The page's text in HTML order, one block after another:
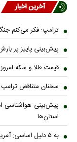
آخرین اخبار
ترامپ: فکر می‌کنم
پیش‌بینی پاییز پر
قیمت طلا و سکه امروز جمعه ۱۶ مرداد
سخنان متناقض ترامپ
پیش‌بینی هواشناسی
استان‌ها
به ۵ دلیل اساسی: آمریکا بازنده جنگ ایران است